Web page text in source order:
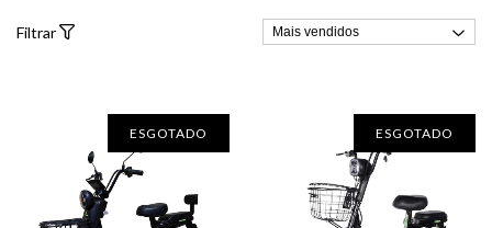
Filtrar
ESGOTADO ESGOTADO